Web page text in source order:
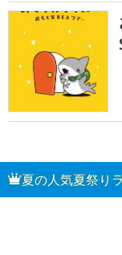
夏の人気夏祭り